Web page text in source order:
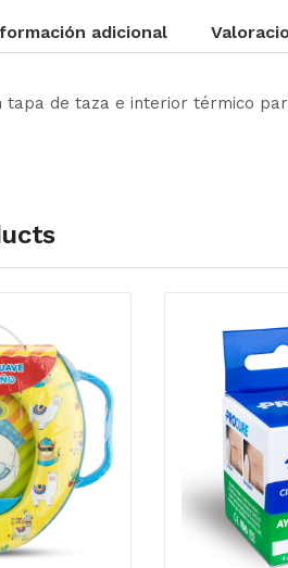
adicional
tapa de taza e interior térmico